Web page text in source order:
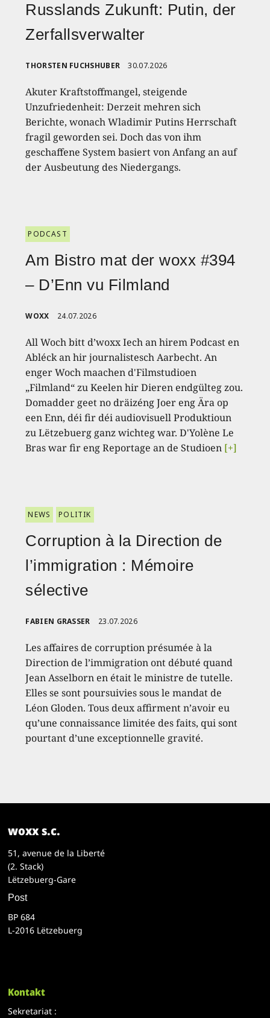
Russlands Zukunft: Putin, der
Zerfallsverwalter
THORSTEN FUCHSHUBER 30.07.2026
Akuter Kraftstoffmangel, steigende
Unzufriedenheit: Derzeit mehren sich
Berichte, wonach Wladimir Putins Herrschaft
fragil geworden sei. Doch das von ihm
geschaffene System basiert von Anfang an auf
der Ausbeutung des Niedergangs.
PODCAST
Am Bistro mat der woxx #394
– D’Enn vu Filmland
WOXX 24.07.2026
All Woch bitt d’woxx Iech an hirem Podcast en
Abléck an hir journalistesch Aarbecht. An
enger Woch maachen d'Filmstudioen
„Filmland“ zu Keelen hir Dieren endgülteg zou.
Domadder geet no dräizéng Joer eng Ära op
een Enn, déi fir déi audiovisuell Produktioun
zu Lëtzebuerg ganz wichteg war. D'Yolène Le
Bras war fir eng Reportage an de Studioen [+]
NEWS POLITIK
Corruption à la Direction de
l’immigration : Mémoire
sélective
FABIEN GRASSER 23.07.2026
Les affaires de corruption présumée à la
Direction de l’immigration ont débuté quand
Jean Asselborn en était le ministre de tutelle.
Elles se sont poursuivies sous le mandat de
Léon Gloden. Tous deux affirment n’avoir eu
qu’une connaissance limitée des faits, qui sont
pourtant d’une exceptionnelle gravité.
woxx s.c.
51, avenue de la Liberté
(2. Stack)
Lëtzebuerg-Gare
Post
BP 684
L-2016 Lëtzebuerg
Kontakt
Sekretariat :